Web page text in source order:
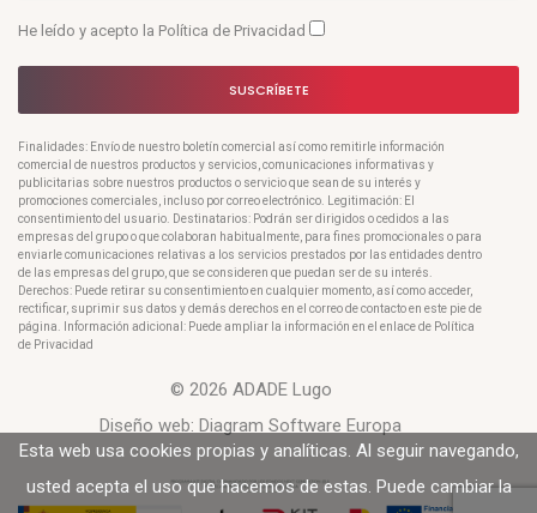
He leído y acepto la Política de Privacidad
SUSCRÍBETE
Finalidades: Envío de nuestro boletín comercial así como remitirle información
comercial de nuestros productos y servicios, comunicaciones informativas y
publicitarias sobre nuestros productos o servicio que sean de su interés y
promociones comerciales, incluso por correo electrónico. Legitimación: El
consentimiento del usuario. Destinatarios: Podrán ser dirigidos o cedidos a las
empresas del grupo o que colaboran habitualmente, para fines promocionales o para
enviarle comunicaciones relativas a los servicios prestados por las entidades dentro
de las empresas del grupo, que se consideren que puedan ser de su interés.
Derechos: Puede retirar su consentimiento en cualquier momento, así como acceder,
rectificar, suprimir sus datos y demás derechos en el correo de contacto en este pie de
página. Información adicional: Puede ampliar la información en el enlace de Política
de Privacidad
© 2026 ADADE Lugo
Diseño web: Diagram Software Europa
Esta web usa cookies propias y analíticas. Al seguir navegando,
usted acepta el uso que hacemos de estas. Puede cambiar la